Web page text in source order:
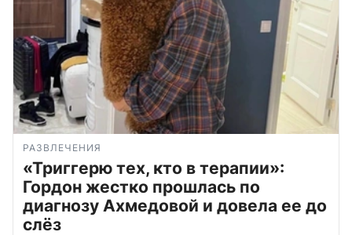
РАЗВЛЕЧЕНИЯ
«Триггерю тех, кто в терапии»:
Гордон жестко прошлась по
диагнозу Ахмедовой и довела ее до
слёз